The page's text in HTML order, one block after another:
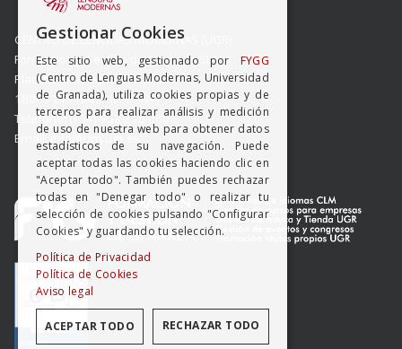
CENTRO DE LENGUAS MODERNAS (UGR)
Formación y Gestión de Granada SLMP
Placeta del Hospicio Viejo s/n
18009 GRANADA (ESPAÑA)
Teléfono: (+34) 958 215 660
Email: info@clm.ugr.es
Gestionar Cookies
Este sitio web, gestionado por FYGG
(Centro de Lenguas Modernas, Universidad
de Granada), utiliza cookies propias y de
terceros para realizar análisis y medición
de uso de nuestra web para obtener datos
estadísticos de su navegación. Puede
aceptar todas las cookies haciendo clic en
"Aceptar todo". También puedes rechazar
todas en "Denegar todo" o realizar tu
selección de cookies pulsando "Configurar
Cookies" y guardando tu selección.
Política de Privacidad
Política de Cookies
Aviso legal
ACEPTAR TODO RECHAZAR TODO